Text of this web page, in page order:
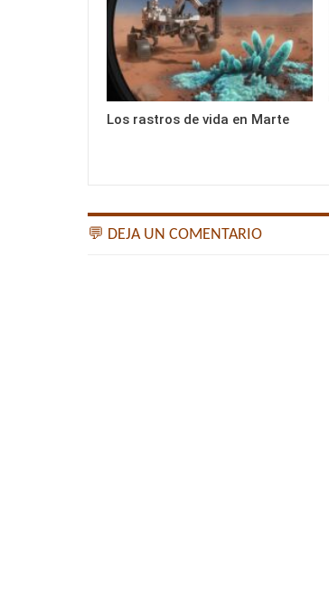
Los rastros de vida en Marte
💬 DEJA UN COMENTARIO